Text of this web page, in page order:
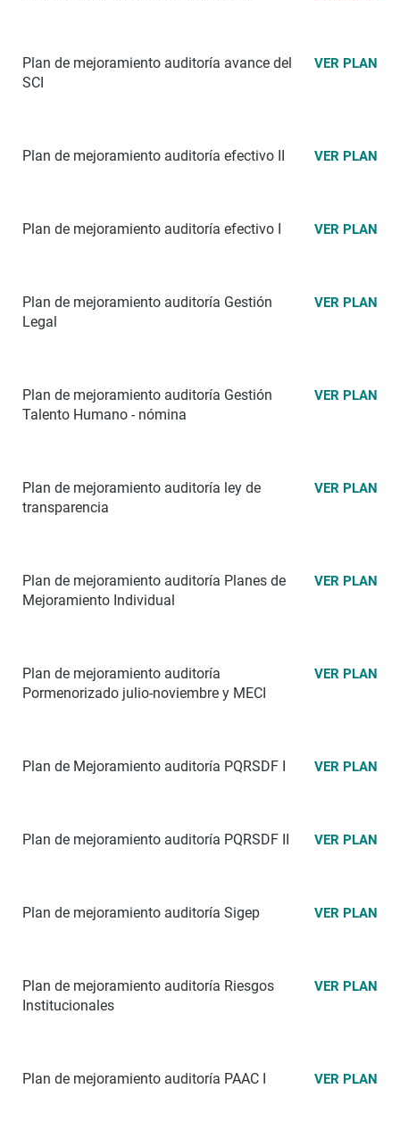
Plan de mejoramiento auditoría avance del
SCI
VER PLAN
Plan de mejoramiento auditoría efectivo II VER PLAN
Plan de mejoramiento auditoría efectivo I VER PLAN
Plan de mejoramiento auditoría Gestión
Legal
VER PLAN
Plan de mejoramiento auditoría Gestión
Talento Humano - nómina
VER PLAN
Plan de mejoramiento auditoría ley de
transparencia
VER PLAN
Plan de mejoramiento auditoría Planes de
Mejoramiento Individual
VER PLAN
Plan de mejoramiento auditoría
Pormenorizado julio-noviembre y MECI
VER PLAN
Plan de Mejoramiento auditoría PQRSDF I VER PLAN
Plan de mejoramiento auditoría PQRSDF II VER PLAN
Plan de mejoramiento auditoría Sigep VER PLAN
Plan de mejoramiento auditoría Riesgos
Institucionales
VER PLAN
Plan de mejoramiento auditoría PAAC I VER PLAN